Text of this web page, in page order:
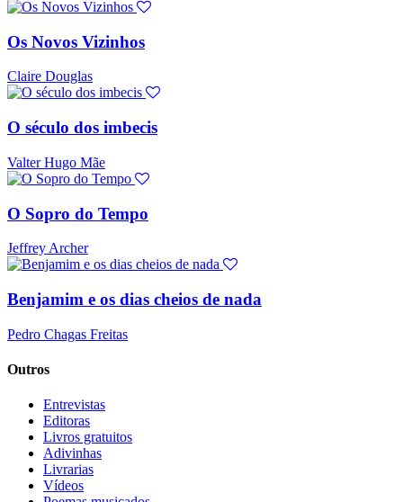
Os Novos Vizinhos
Claire Douglas
O século dos imbecis
Valter Hugo Mãe
O Sopro do Tempo
Jeffrey Archer
Benjamim e os dias cheios de nada
Pedro Chagas Freitas
Outros
Entrevistas
Editoras
Livros gratuitos
Adivinhas
Livrarias
Vídeos